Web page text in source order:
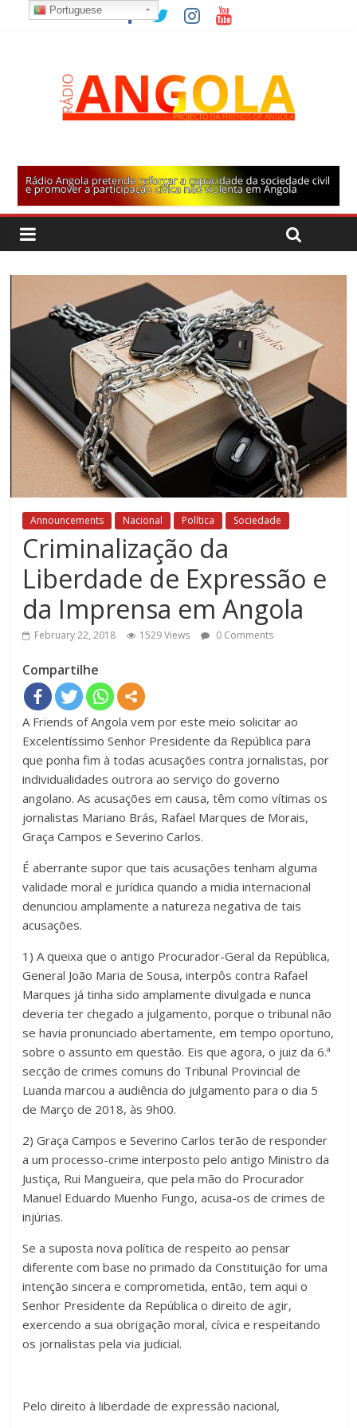
Announcements Nacional Política Sociedade
Criminalização da
Liberdade de Expressão e
da Imprensa em Angola
February 22, 2018 1529 Views 0 Comments
Compartilhe
A Friends of Angola vem por este meio solicitar ao
Excelentíssimo Senhor Presidente da República para
que ponha fim à todas acusações contra jornalistas, por
individualidades outrora ao serviço do governo
angolano. As acusações em causa, têm como vítimas os
jornalistas Mariano Brás, Rafael Marques de Morais,
Graça Campos e Severino Carlos.
É aberrante supor que tais acusações tenham alguma
validade moral e jurídica quando a midia internacional
denunciou amplamente a natureza negativa de tais
acusações.
1) A queixa que o antigo Procurador-Geral da República,
General João Maria de Sousa, interpôs contra Rafael
Marques já tinha sido amplamente divulgada e nunca
deveria ter chegado a julgamento, porque o tribunal não
se havia pronunciado abertamente, em tempo oportuno,
sobre o assunto em questão. Eis que agora, o juiz da 6.ª
secção de crimes comuns do Tribunal Provincial de
Luanda marcou a audiência do julgamento para o dia 5
de Março de 2018, às 9h00.
2) Graça Campos e Severino Carlos terão de responder
a um processo-crime interposto pelo antigo Ministro da
Justiça, Rui Mangueira, que pela mão do Procurador
Manuel Eduardo Muenho Fungo, acusa-os de crimes de
injúrias.
Se a suposta nova política de respeito ao pensar
diferente com base no primado da Constituição for uma
intenção sincera e comprometida, então, tem aqui o
Senhor Presidente da República o direito de agir,
exercendo a sua obrigação moral, cívica e respeitando
os jornalistas pela via judicial.
Pelo direito à liberdade de expressão nacional,
Portuguese